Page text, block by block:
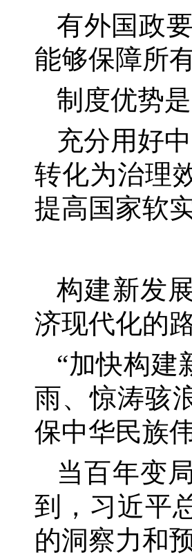
有外国政
能够保障所
制度优势
充分用好
转化为治理
提高国家软实
构建新发
济现代化的
“加快构建
雨、惊涛骇
保中华民族
当百年变
到，习近平
的洞察力和